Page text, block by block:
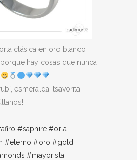
clásica en oro blanco
hay cosas que nunca
esmeralda, tsavorita,
.
#saphire #orla
#eterno #oro #gold
#mayorista